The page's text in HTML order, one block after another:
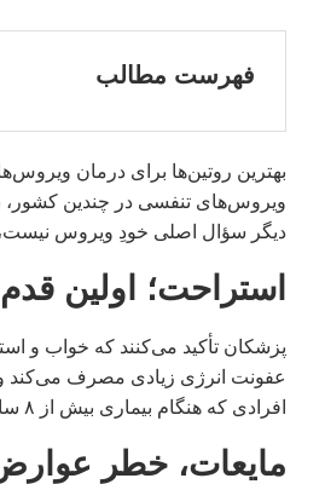
فهرست مطالب
ویروس‌های تنفسی در چندین
دیگر سؤال اصلی خودِ ویروس
استراحت؛ اولین
پزشکان تأکید می‌کنند که خواب و
عفونت انرژی زیادی مصرف می‌کند و
افرادی که هنگام بیماری بیش از ۸ ساعت در شب می‌خوابند، تا ۳۰ درصد سریع‌تر بهبود پیدا می‌کنند.
مایعات، خطر